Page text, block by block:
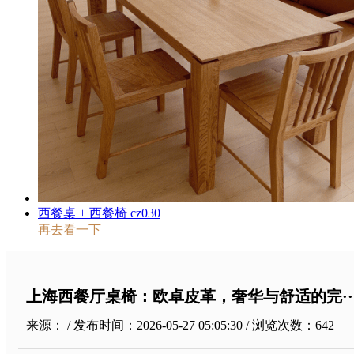
西餐桌 + 西餐椅 cz030
再去看一下
上海西餐厅桌椅：欧卓皮革，奢华与舒适的完
来源： / 发布时间：2026-05-27 05:05:30 / 浏览次数： 642